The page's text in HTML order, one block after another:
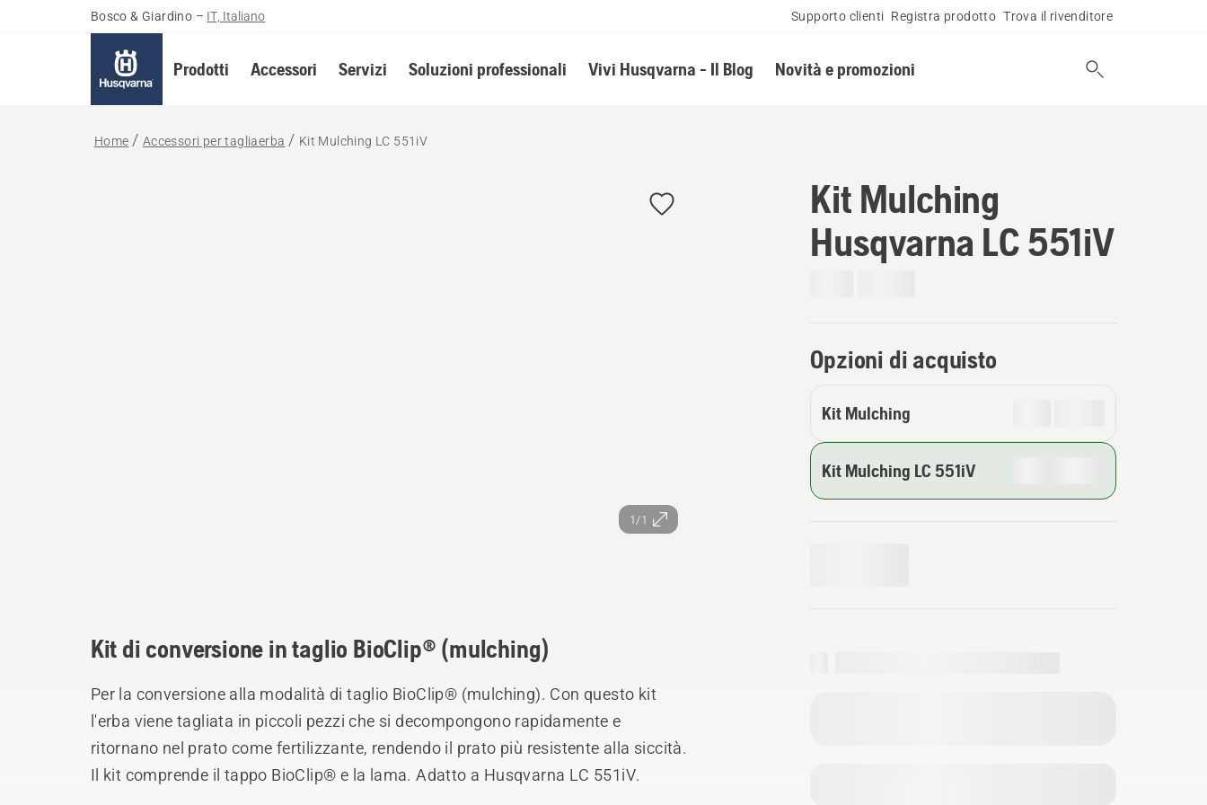
Bosco & Giardino – IT, Italiano Supporto clienti Registra prodotto Trova il rivenditore
Prodotti Accessori Servizi Soluzioni professionali Vivi Husqvarna - Il Blog Novità e promozioni
Home Accessori per tagliaerba Kit Mulching LC 551iV
1/1
Kit Mulching
Husqvarna LC 551iV
Opzioni di acquisto
Kit Mulching
Kit Mulching LC 551iV
Kit di conversione in taglio BioClip® (mulching)
Per la conversione alla modalità di taglio BioClip® (mulching). Con questo kit
l'erba viene tagliata in piccoli pezzi che si decompongono rapidamente e
ritornano nel prato come fertilizzante, rendendo il prato più resistente alla siccità.
Il kit comprende il tappo BioClip® e la lama. Adatto a Husqvarna LC 551iV.